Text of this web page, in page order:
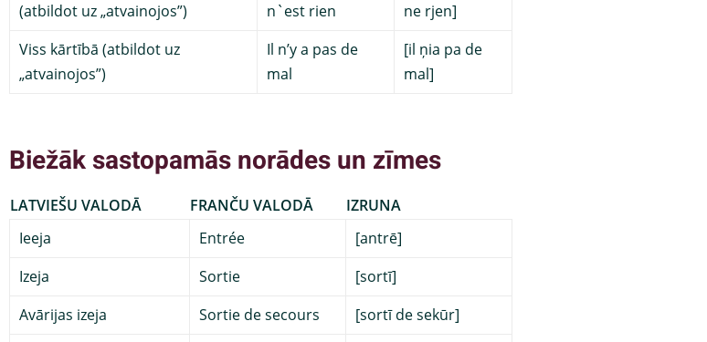
(atbildot uz „atvainojos”)
n`est rien
ne rjen]
Viss kārtībā (atbildot uz
„atvainojos”)
Il n’y a pas de
mal
[il ņia pa de
mal]
Biežāk sastopamās norādes un zīmes
LATVIEŠU VALODĀ FRANČU VALODĀ
IZRUNA
Ieeja
Entrée
[antrē]
Izeja
Sortie
[sortī]
Avārijas izeja
Sortie de secours
[sortī de sekūr]